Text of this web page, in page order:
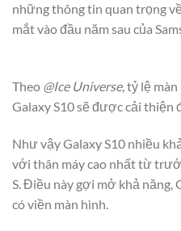
những thông tin quan trọng
mắt vào đầu năm sau của
Theo @Ice Universe, tỷ lệ
Galaxy S10 sẽ được cải thiện
Như vậy Galaxy S10 nhiều
với thân máy cao nhất từ
S. Điều này gợi mở khả năng,
có viền màn hình.